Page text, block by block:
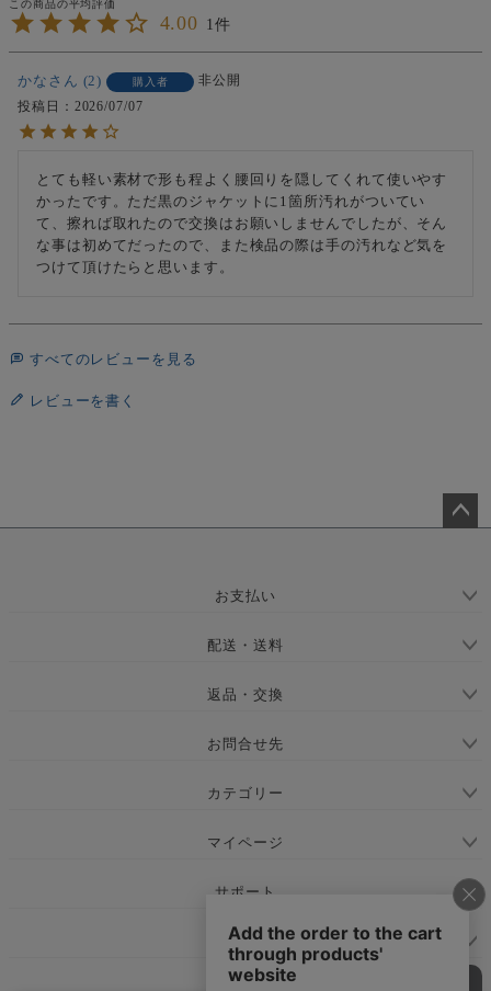
4.00 1
かな 2 購入者
非公開
投稿日
2026/07/07
とても軽い素材で形も程よく腰回りを隠してくれて使いやす
かったです。ただ黒のジャケットに1箇所汚れがついてい
て、擦れば取れたので交換はお願いしませんでしたが、そん
な事は初めてだったので、また検品の際は手の汚れなど気を
つけて頂けたらと思います。
すべてのレビューを見る
レビューを書く
お支払い
配送・送料
返品・交換
お問合せ先
カテゴリー
マイページ
サポート
会社概要